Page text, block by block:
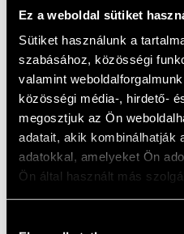
Ez a weboldal sütiket
Sütiket használunk a
szabásához, közösségi
valamint
közösségi média-, hirdető-
megosztjuk az Ön
adatait, akik kombinálhatják
adatokkal, amelyeket Ön
Ön által használt más
Hubay Jenő(1858-1937)
Istvánffy Benedek(1733-1778)
Járdányi Pál(1920-1966)
Jeney Zoltán(1943-2019)
Kadosa Pál(1903-1983)
Kocsár Miklós (1933-2019)
Kósa György(1897-1984)
Kurtág György
(1926)
Lavotta János
(1764-1820)
Lendvay Kamilló(1928-2016)
Maros Rudolf(1917-1982)